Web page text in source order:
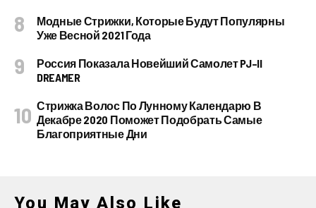
Модные Стрижки, Которые Будут Популярны
Уже Весной 2021 Года
Россия Показала Новейший Самолет PJ–II
DREAMER
Стрижка Волос По Лунному Календарю В
Декабре 2020 Поможет Подобрать Самые
Благоприятные Дни
You May Also Like